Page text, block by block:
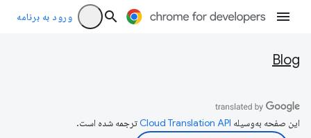
ورود به برنامه
Blog
این صفحه به‌وسیله ترجمه شده است.